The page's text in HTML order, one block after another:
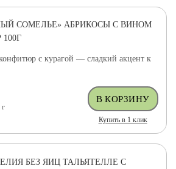
СОМЕЛЬЕ» АБРИКОСЫ С ВИНОМ
с курагой — сладкий акцент к
г
Купить в 1 клик
БЕЗ ЯИЦ ТАЛЬЯТЕЛЛЕ С